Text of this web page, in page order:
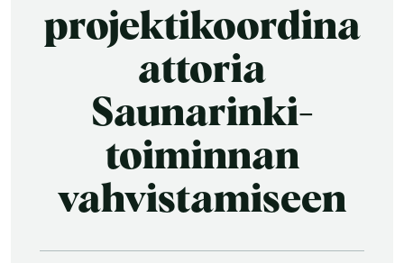
projektikoordina
attoria
Saunarinki-
toiminnan
vahvistamiseen